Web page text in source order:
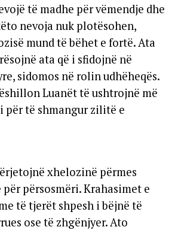
të madhe për vëmendje dhe
nevoja nuk plotësohen,
mund të bëhet e fortë. Ata
ata që i sfidojnë në
sidomos në rolin udhëheqës.
Luanët të ushtrojnë më
për të shmangur zilitë e
xhelozinë përmes
për përsosmëri. Krahasimet e
të tjerët shpesh i bëjnë të
ose të zhgënjyer. Ato